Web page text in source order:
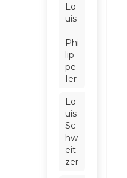
Lo
uis
-
Phi
lip
pe
Ier
Lo
uis
Sc
hw
eit
zer